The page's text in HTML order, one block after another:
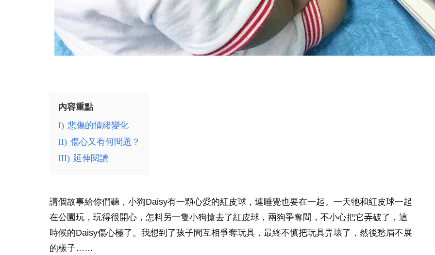
內容重點
I) 悲傷的情緒變化
II) 傷心又有何問題？
III) 延伸閱讀
講個故事給你們聽，小狗Daisy有一顆心愛的紅皮球，連睡覺也要在一起。一天牠和紅皮球一起
在公園玩，玩得很開心，怎料另一隻小狗搶去了紅皮球，兩狗爭奪間，不小心把它弄破了，這
時候的Daisy傷心極了。我想到了孩子間互相爭奪玩具，最終不慎把玩具弄壞了，然後愁眉不展
的樣子……